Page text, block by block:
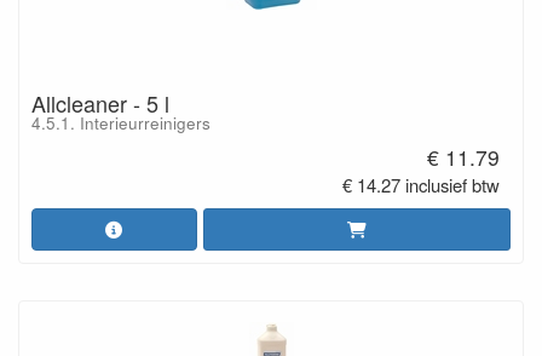
Allcleaner - 5 l
4.5.1. Interieurreinigers
€ 11.79
€ 14.27 inclusief btw